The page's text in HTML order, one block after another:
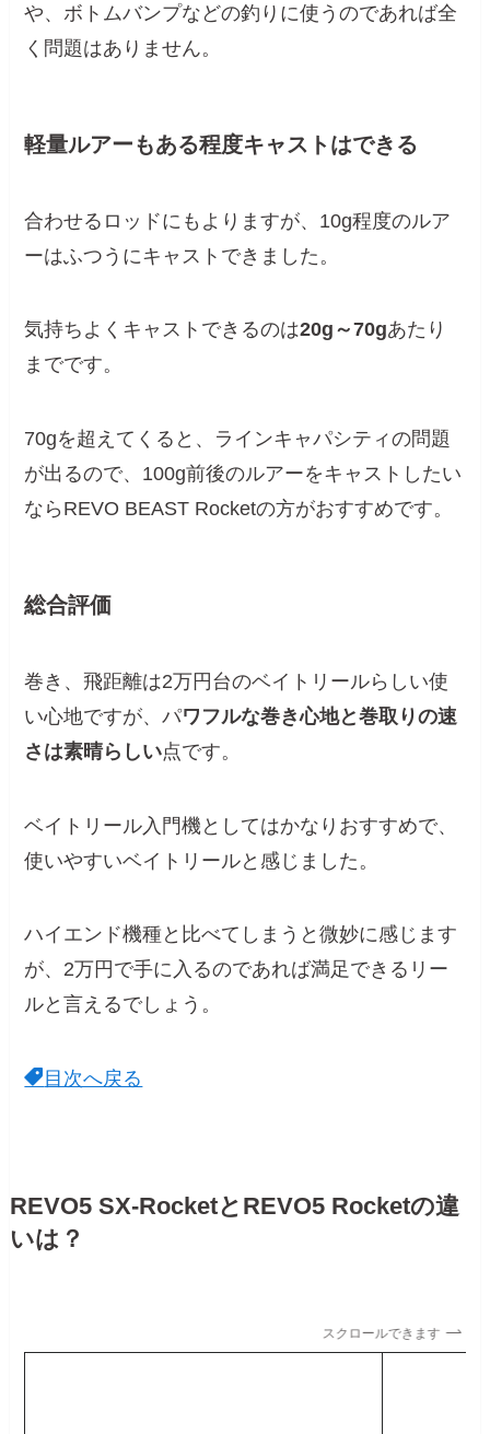
や、ボトムバンプなどの釣りに使うのであれば全
く問題はありません。
軽量ルアーもある程度キャストはできる
合わせるロッドにもよりますが、10g程度のルア
ーはふつうにキャストできました。
気持ちよくキャストできるのは20g～70gあたり
までです。
70gを超えてくると、ラインキャパシティの問題
が出るので、100g前後のルアーをキャストしたい
ならREVO BEAST Rocketの方がおすすめです。
総合評価
巻き、飛距離は2万円台のベイトリールらしい使
い心地ですが、パワフルな巻き心地と巻取りの速
さは素晴らしい点です。
ベイトリール入門機としてはかなりおすすめで、
使いやすいベイトリールと感じました。
ハイエンド機種と比べてしまうと微妙に感じます
が、2万円で手に入るのであれば満足できるリー
ルと言えるでしょう。
目次へ戻る
REVO5 SX-RocketとREVO5 Rocketの違
いは？
スクロールできます